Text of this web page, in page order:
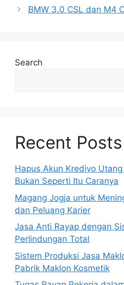
BMW 3.0 CSL dan M4
Search
Recent Posts
Hapus Akun Kredivo
Bukan Seperti Itu Caranya
Magang Jogja untuk
dan Peluang Karier
Jasa Anti Rayap dengan
Perlindungan Total
Sistem Produksi Jasa
Pabrik Maklon Kosmetik